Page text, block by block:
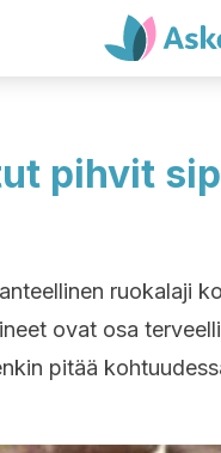
pihvit
ruokalaji
ovat osa
pitää